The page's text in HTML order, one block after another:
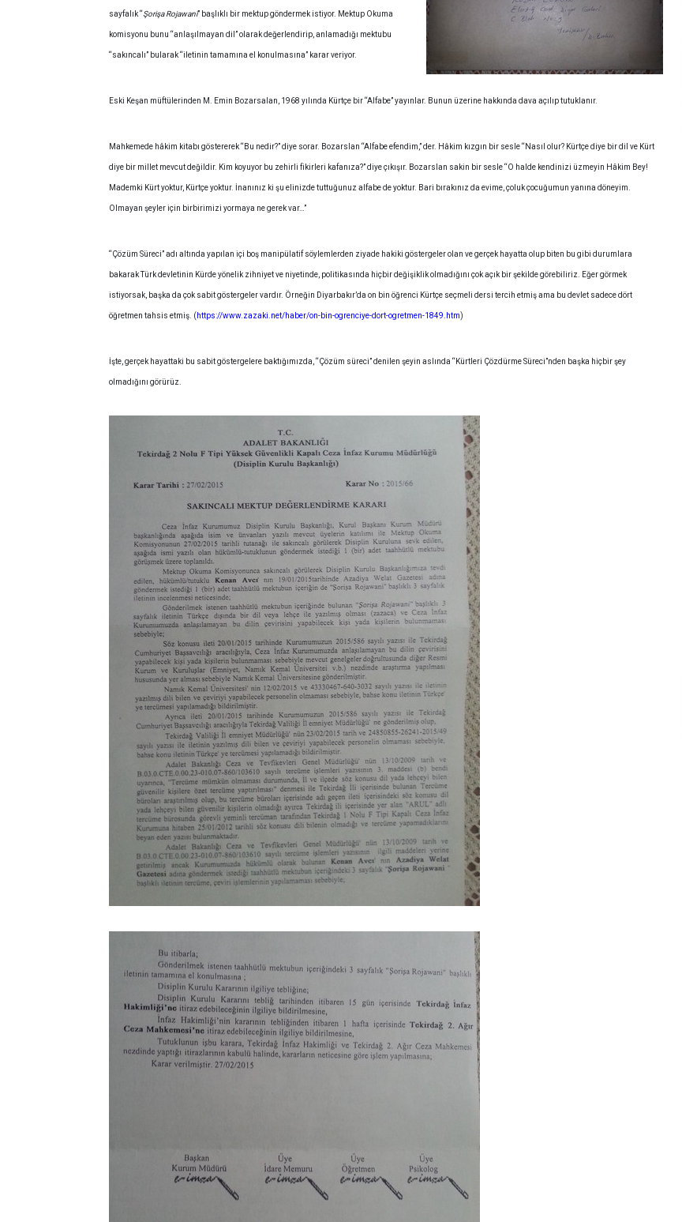
sayfalık “Şorişa Rojawanî” başlıklı bir mektup göndermek istiyor. Mektup Okuma
komisyonu bunu “anlaşılmayan dil” olarak değerlendirip, anlamadığı mektubu
“sakıncalı” bularak “iletinin tamamına el konulmasına” karar veriyor.
Eski Keşan müftülerinden M. Emin Bozarsalan, 1968 yılında Kürtçe bir “Alfabe” yayınlar. Bunun üzerine hakkında dava açılıp tutuklanır.
Mahkemede hâkim kitabı göstererek “Bu nedir?” diye sorar. Bozarslan “Alfabe efendim,” der. Hâkim kızgın bir sesle “Nasıl olur? Kürtçe diye bir dil ve Kürt
diye bir millet mevcut değildir. Kim koyuyor bu zehirli fikirleri kafanıza?” diye çıkışır. Bozarslan sakin bir sesle “O halde kendinizi üzmeyin Hâkim Bey!
Mademki Kürt yoktur, Kürtçe yoktur. İnanınız ki şu elinizde tuttuğunuz alfabe de yoktur. Bari bırakınız da evime, çoluk çocuğumun yanına döneyim.
Olmayan şeyler için birbirimizi yormaya ne gerek var…”
“Çözüm Süreci” adı altında yapılan içi boş manipülatif söylemlerden ziyade hakiki göstergeler olan ve gerçek hayatta olup biten bu gibi durumlara
bakarak Türk devletinin Kürde yönelik zihniyet ve niyetinde, politikasında hiçbir değişiklik olmadığını çok açık bir şekilde görebiliriz. Eğer görmek
istiyorsak, başka da çok sabit göstergeler vardır. Örneğin Diyarbakır’da on bin öğrenci Kürtçe seçmeli dersi tercih etmiş ama bu devlet sadece dört
öğretmen tahsis etmiş. ( https://www.zazaki.net/haber/on-bin-ogrenciye-dort-ogretmen-1849.htm)
İşte, gerçek hayattaki bu sabit göstergelere baktığımızda, “Çözüm süreci” denilen şeyin aslında “Kürtleri Çözdürme Süreci”nden başka hiçbir şey
olmadığını görürüz.